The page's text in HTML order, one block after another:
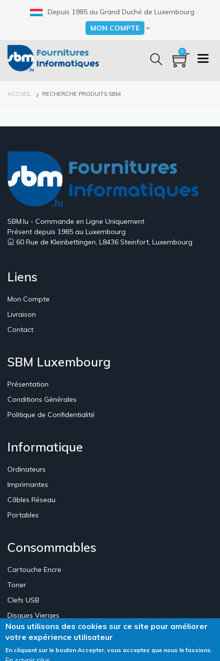
Depuis 1985 au Grand Duché de Luxembourg
Select your language
MON COMPTE
0
FIL
ACCUEIL RECHERCHE PRODUITS SBM
SBM.lu - Commande en Ligne Uniquement
Présent depuis 1985 au Luxembourg
60 Rue de Kleinbettingen, L8436 Steinfort, Luxembourg
Liens
Mon Compte
Livraison
Contact
SBM Luxembourg
Présentation
Conditions Générales
Politique de Confidentialité
Informatique
Ordinateurs
Imprimantes
Câbles Réseau
Portables
Consommables
Cartouche Encre
Toner
Clefs USB
Disques Vierges
Création Site E-commerce Luxembourg - Neweb Creations
Nous utilisons des cookies sur ce site pour améliorer
votre expérience utilisateur
En cliquant sur le bouton Accepter, vous acceptez que nous le fassions.